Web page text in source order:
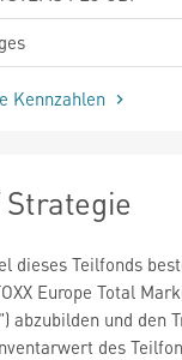
Kennzahlen
Strategie
dieses Teilfonds
Europe Total
abzubilden und den
des